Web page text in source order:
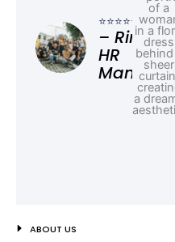
⭐⭐⭐⭐⭐
– Rina,
HR
Manager
ABOUT US